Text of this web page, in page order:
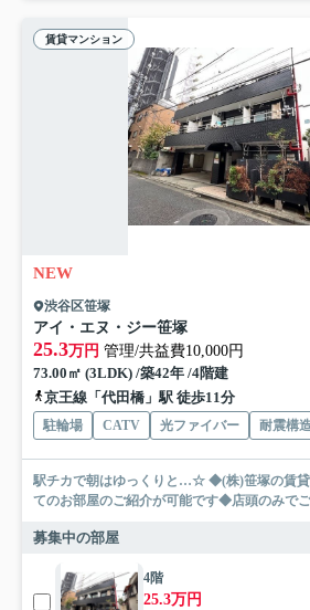
賃貸マンション
NEW
渋谷区笹塚
アイ・エヌ・ジー笹塚
25.3万円 管理/共益費10,000円
73.00㎡ (3LDK) /築42年 /4階建
京王線「代田橋」駅 徒歩11分
駐輪場 CATV 光ファイバー 耐震構
駅チカで朝はゆっくりと…☆ ◆(株)笹塚の賃貸
てのお部屋のご紹介が可能です◆店頭のみで
募集中の部屋
4階
25.3万円